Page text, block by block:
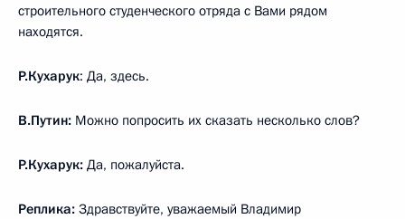
строительного студенческого отряда с Вами рядом
находятся.
Р.Кухарук: Да, здесь.
В.Путин: Можно попросить их сказать несколько слов?
Р.Кухарук: Да, пожалуйста.
Реплика: Здравствуйте, уважаемый Владимир